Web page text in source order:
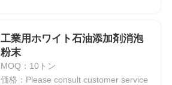
工業用ホワイト石油添加剤消泡
粉末
MOQ：10トン
価格：Please consult customer service